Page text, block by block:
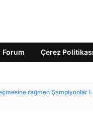
Forum Çerez Politikası
rağmen Şampiyonlar